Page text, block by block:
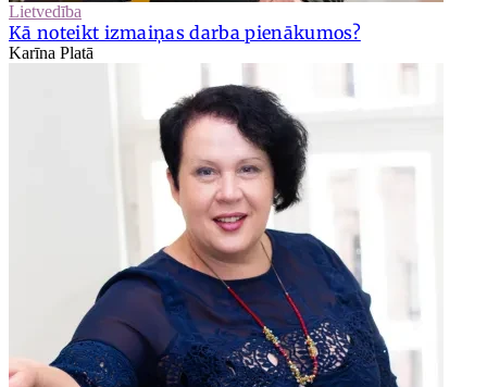
Lietvedība
Kā noteikt izmaiņas darba pienākumos?
Karīna Platā